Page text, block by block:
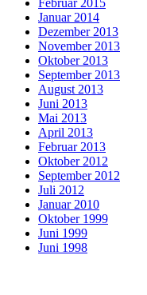
Februar 2015
Januar 2014
Dezember 2013
November 2013
Oktober 2013
September 2013
August 2013
Juni 2013
Mai 2013
April 2013
Februar 2013
Oktober 2012
September 2012
Juli 2012
Januar 2010
Oktober 1999
Juni 1999
Juni 1998